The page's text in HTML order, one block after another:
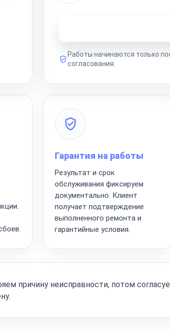
Работы начинаются только
согласования.
Гарантия на работы
Результат и срок
обслуживания фиксируем
документально. Клиент
получает подтверждение
выполненного ремонта и
гарантийные условия.
причину неисправности, потом